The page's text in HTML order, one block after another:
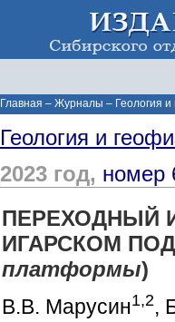
Главная – Журналы – Геология
Геология и
2023 год, номер
ПЕРЕХОДНЫЙ
ИГАРСКОМ
платформы)
В.В. Марусин1,2,